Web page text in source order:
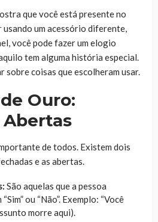
que você está presente no
usando um acessório diferente,
você pode fazer um elogio
tem alguma história especial.
sobre coisas que escolheram usar.
Ouro:
de todos. Existem dois
e as abertas.
São aquelas que a pessoa
ou “Não”. Exemplo: “Você
morre aqui).